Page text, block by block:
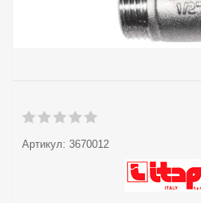
Артикул: 3670012